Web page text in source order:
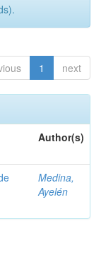
1 next
Author(s)
Medina,
Ayelén